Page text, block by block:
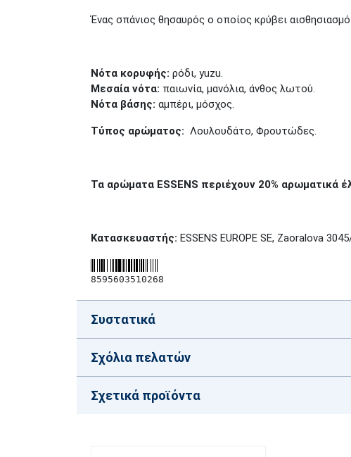
Ένας σπάνιος θησαυρός ο οποίος κρύβει
Νότα κορυφής: ρόδι, yuzu.
Μεσαία νότα: παιωνία, μανόλια, άνθος λωτού.
Νότα βάσης: αμπέρι, μόσχος.
Τύπος αρώματος: Λουλουδάτο, Φρουτώδες.
Τα αρώματα ESSENS περιέχουν 20% αρωματικά
Κατασκευαστής: ESSENS EUROPE SE, Zaoralova
8595603510268
Συστατικά
Σχόλια πελατών
Σχετικά προϊόντα